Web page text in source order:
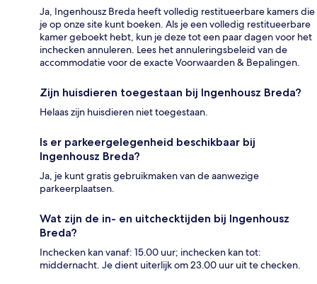
Ja, Ingenhousz Breda heeft volledig restitueerbare kamers die
je op onze site kunt boeken. Als je een volledig restitueerbare
kamer geboekt hebt, kun je deze tot een paar dagen voor het
inchecken annuleren. Lees het annuleringsbeleid van de
accommodatie voor de exacte Voorwaarden & Bepalingen.
Zijn huisdieren toegestaan bij Ingenhousz Breda?
Helaas zijn huisdieren niet toegestaan.
Is er parkeergelegenheid beschikbaar bij
Ingenhousz Breda?
Ja, je kunt gratis gebruikmaken van de aanwezige
parkeerplaatsen.
Wat zijn de in- en uitchecktijden bij Ingenhousz
Breda?
Inchecken kan vanaf: 15.00 uur; inchecken kan tot:
middernacht. Je dient uiterlijk om 23.00 uur uit te checken.